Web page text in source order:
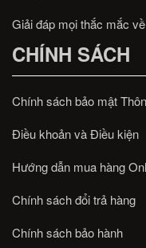
Giải đáp mọi thắc mắc
CHÍNH SÁCH
Chính sách bảo mật
Điều khoản và Điều kiện
Hướng dẫn mua hàng
Chính sách đổi trả hàng
Chính sách bảo hành